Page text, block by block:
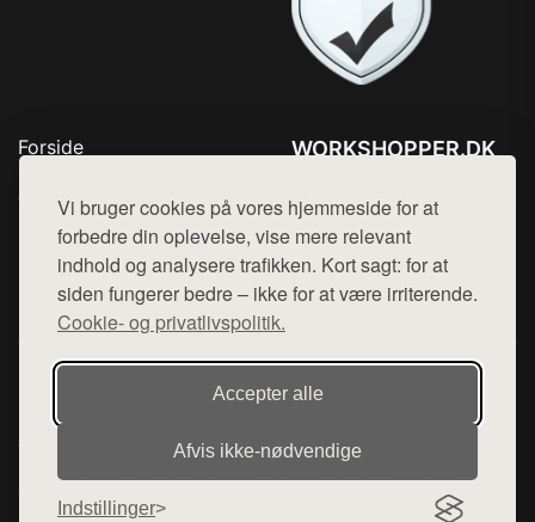
Vi bruger cookies på vores hjemmeside for at
forbedre din oplevelse, vise mere relevant
indhold og analysere trafikken. Kort sagt: for at
siden fungerer bedre – ikke for at være irriterende.
Cookie- og privatlivspolitik.
Accepter alle
Afvis ikke‑nødvendige
Indstillinger
Forside
Top Rabatter
Kontakt
WORKSHOPPER.DK
Mail: hej@want.dk
Cookie- og privatlivspolitik
Denne side er en del af want.dk, der udgiver en række
hjemmesider med præsentation af forskellige produkter fra
diverse webshops. Der sælges ikke varer fra denne side - vi
henviser til de shops, som sælger varen. Vi har heller ikke
varerne på lager.